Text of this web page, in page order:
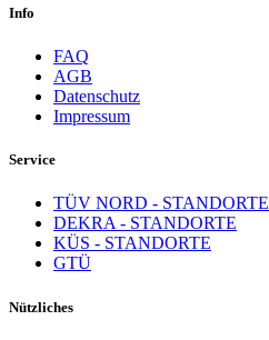
Info
FAQ
AGB
Datenschutz
Impressum
Service
TÜV NORD - STANDORTE
DEKRA - STANDORTE
KÜS - STANDORTE
GTÜ
Nützliches